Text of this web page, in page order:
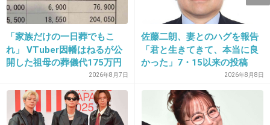
15. 匿名2014/07/06(日) 14:02:51
「家族だけの一日葬でもこ
れ」 VTuber因幡はねるが公
開した祖母の葬儀代175万円
2026年8月7日
佐藤二朗、妻とのハグを報告
「君と生きてきて、本当に良
かった」7・15以来の投稿
「文〇砲より遥かに威力は弱
いが…」
2026年8月8日